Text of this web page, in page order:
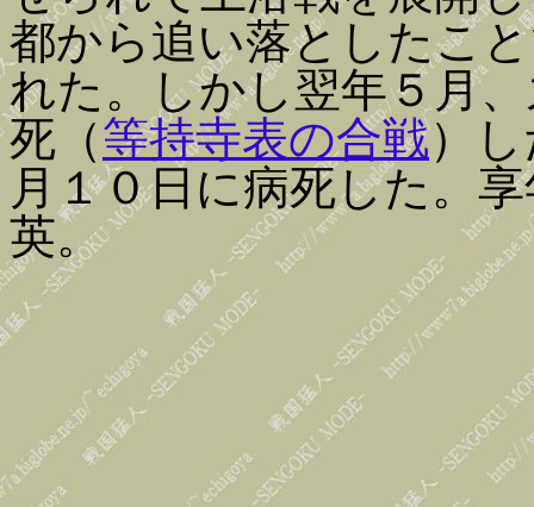
都から追い落としたこ
れた。しかし翌年５月
死（等持寺表の合戦）
月１０日に病死した。
英。